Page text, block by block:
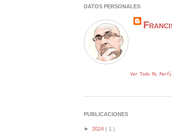
DATOS PERSONALES
Ver Todo Mi Perfil
PUBLICACIONES
► 2024 ( 1 )